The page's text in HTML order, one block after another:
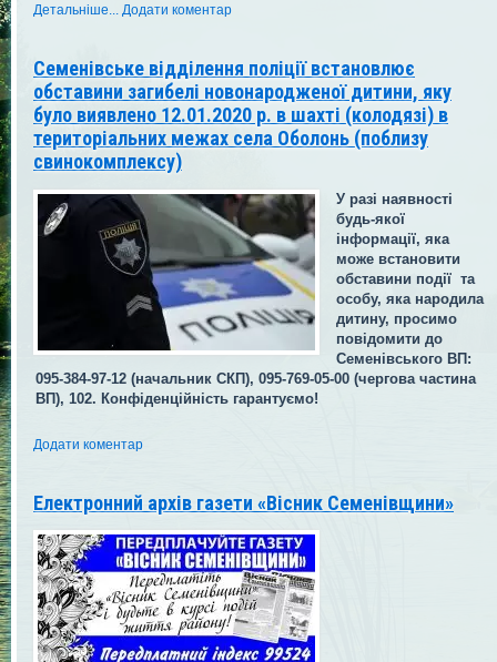
Детальніше... Додати коментар
Семенівське відділення поліції встановлює
обставини загибелі новонародженої дитини, яку
було виявлено 12.01.2020 р. в шахті (колодязі) в
територіальних межах села Оболонь (поблизу
свинокомплексу)
У разі наявності
будь-якої
інформації, яка
може встановити
обставини події та
особу, яка народила
дитину, просимо
повідомити до
Семенівського ВП:
095-384-97-12 (начальник СКП), 095-769-05-00 (чергова частина
ВП), 102. Конфіденційність гарантуємо!
Додати коментар
Електронний архів газети «Вісник Семенівщини»